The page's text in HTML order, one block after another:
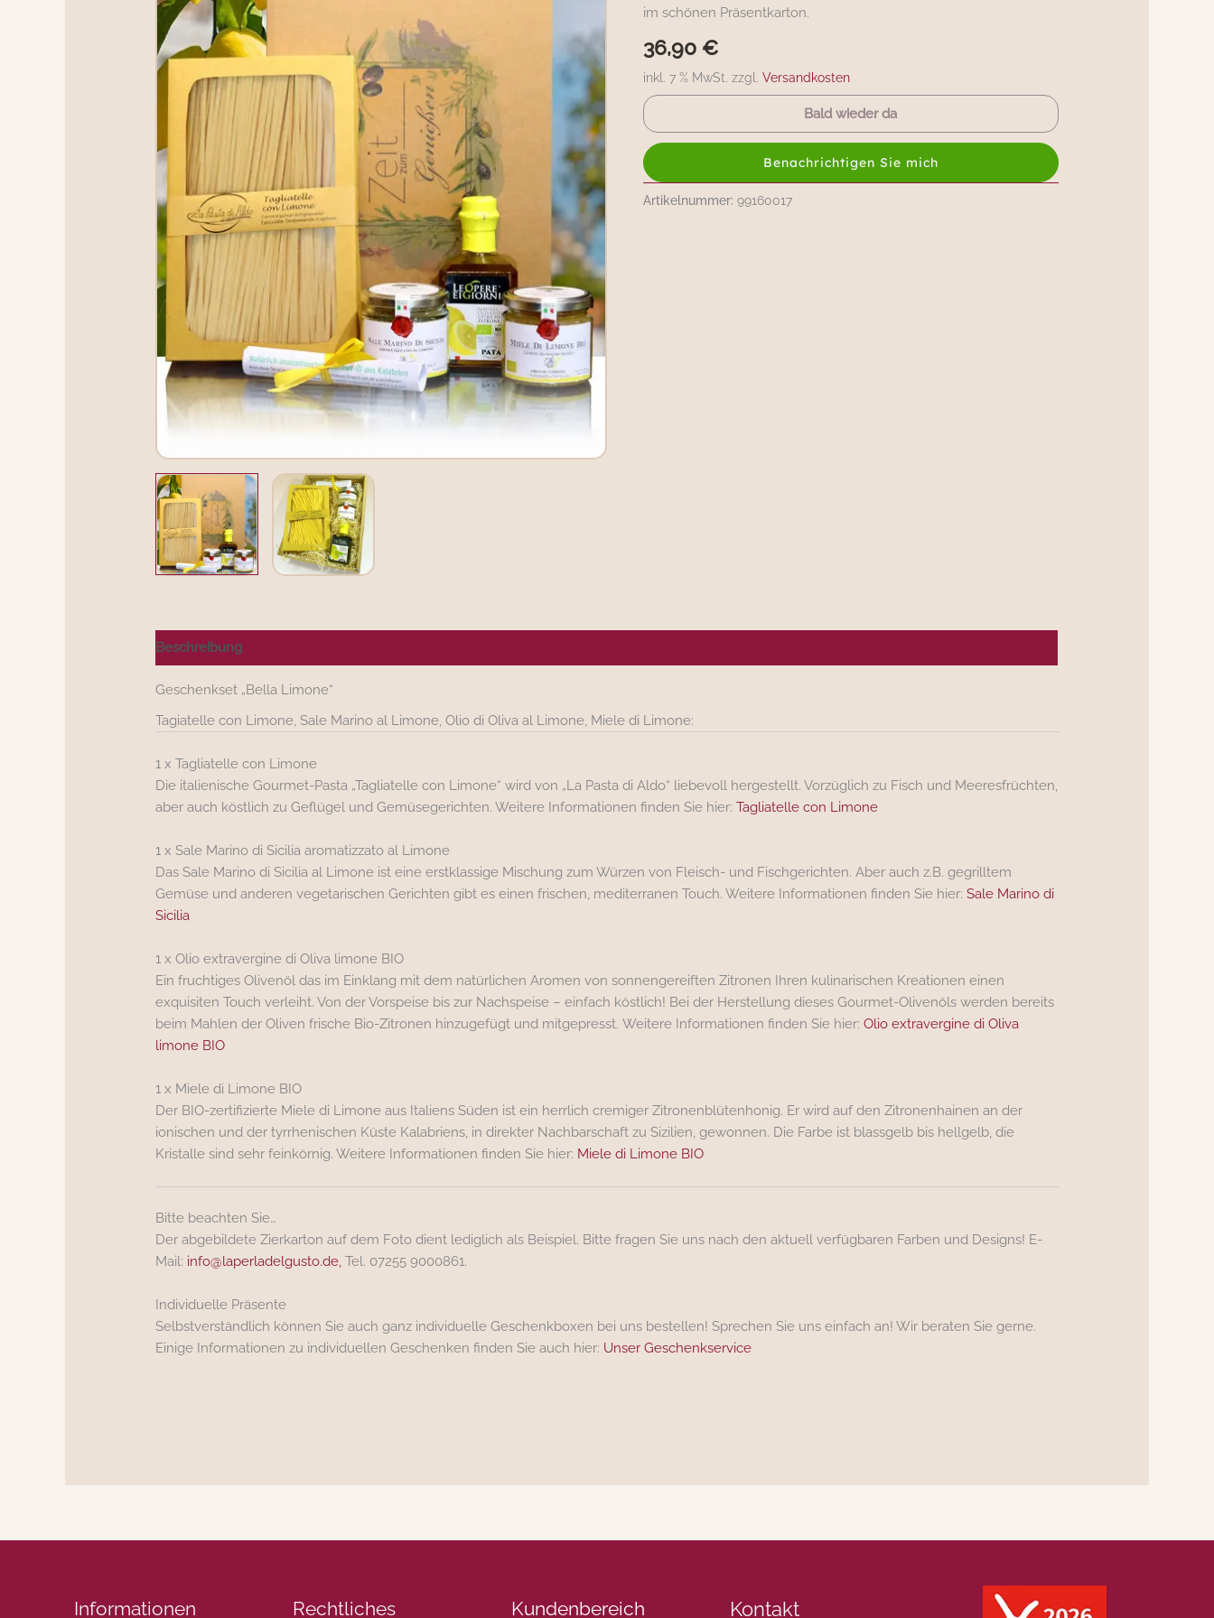
im schönen Präsentkarton.
36,90 €
inkl. 7 % MwSt. zzgl. Versandkosten
Bald wieder da
Benachrichtigen Sie mich
Artikelnummer: 99160017
Beschreibung
Geschenkset „Bella Limone“
Tagiatelle con Limone, Sale Marino al Limone, Olio di Oliva al Limone, Miele di Limone:
1 x Tagliatelle con Limone
Die italienische Gourmet-Pasta „Tagliatelle con Limone“ wird von „La Pasta di Aldo“ liebevoll hergestellt. Vorzüglich zu Fisch und Meeresfrüchten,
aber auch köstlich zu Geflügel und Gemüsegerichten. Weitere Informationen finden Sie hier:Tagliatelle con Limone
1 x Sale Marino di Sicilia aromatizzato al Limone
Das Sale Marino di Sicilia al Limone ist eine erstklassige Mischung zum Würzen von Fleisch- und Fischgerichten. Aber auch z.B. gegrilltem
Gemüse und anderen vegetarischen Gerichten gibt es einen frischen, mediterranen Touch. Weitere Informationen finden Sie hier:Sale Marino di
Sicilia
1 x Olio extravergine di Oliva limone BIO
Ein fruchtiges Olivenöl das im Einklang mit dem natürlichen Aromen von sonnengereiften Zitronen Ihren kulinarischen Kreationen einen
exquisiten Touch verleiht. Von der Vorspeise bis zur Nachspeise – einfach köstlich! Bei der Herstellung dieses Gourmet-Olivenöls werden bereits
beim Mahlen der Oliven frische Bio-Zitronen hinzugefügt und mitgepresst. Weitere Informationen finden Sie hier:Olio extravergine di Oliva
limone BIO
1 x Miele di Limone BIO
Der BIO-zertifizierte Miele di Limone aus Italiens Süden ist ein herrlich cremiger Zitronenblütenhonig. Er wird auf den Zitronenhainen an der
ionischen und der tyrrhenischen Küste Kalabriens, in direkter Nachbarschaft zu Sizilien, gewonnen. Die Farbe ist blassgelb bis hellgelb, die
Kristalle sind sehr feinkörnig. Weitere Informationen finden Sie hier: Miele di Limone BIO
Bitte beachten Sie…
Der abgebildete Zierkarton auf dem Foto dient lediglich als Beispiel. Bitte fragen Sie uns nach den aktuell verfügbaren Farben und Designs! E-
Mail: info@laperladelgusto.de, Tel. 07255 9000861.
Individuelle Präsente
Selbstverständlich können Sie auch ganz individuelle Geschenkboxen bei uns bestellen! Sprechen Sie uns einfach an! Wir beraten Sie gerne.
Einige Informationen zu individuellen Geschenken finden Sie auch hier: Unser Geschenkservice
Informationen Rechtliches Kundenbereich Kontakt